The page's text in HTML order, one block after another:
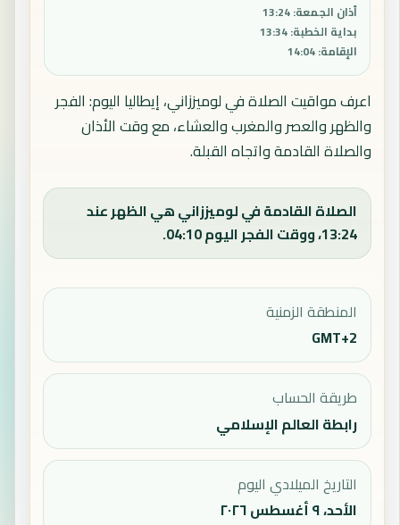
أذان الجمعة:
13:24
بداية الخطبة:
13:34
الإقامة:
14:04
اعرف مواقيت الصلاة في لوميززاني، إيطاليا اليوم: الفجر
والظهر والعصر والمغرب والعشاء، مع وقت الأذان
والصلاة القادمة واتجاه القبلة.
الصلاة القادمة في لوميززاني هي الظهر عند
13:24، ووقت الفجر اليوم 04:10.
المنطقة الزمنية
GMT+2
طريقة الحساب
رابطة العالم الإسلامي
التاريخ الميلادي اليوم
الأحد، ٩ أغسطس ٢٠٢٦